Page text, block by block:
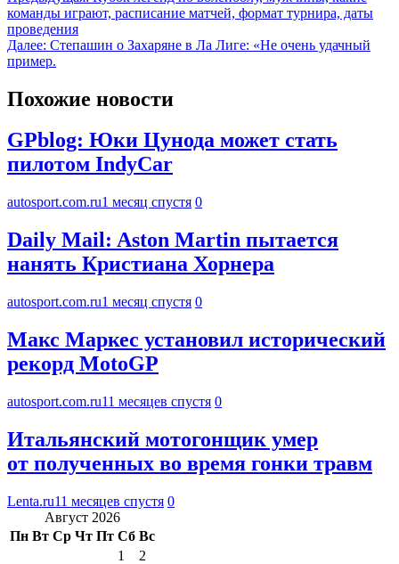
команды играют, расписание матчей, формат турнира, даты
проведения
Далее: Степашин о Захаряне в Ла Лиге: «Не очень удачный
пример.
Похожие новости
GPblog: Юки Цунода может стать
пилотом IndyCar
autosport.com.ru1 месяц спустя 0
Daily Mail: Aston Martin пытается
нанять Кристиана Хорнера
autosport.com.ru1 месяц спустя 0
Макс Маркес установил исторический
рекорд MotoGP
autosport.com.ru11 месяцев спустя 0
Итальянский мотогонщик умер
от полученных во время гонки травм
Lenta.ru11 месяцев спустя 0
Август 2026
Пн Вт Ср Чт Пт Сб Вс
1
2